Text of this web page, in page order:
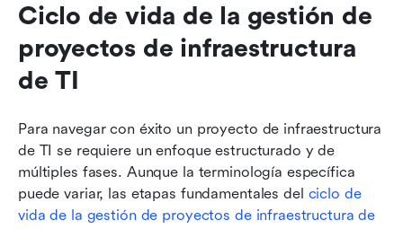
Ciclo de vida de la gestión de
proyectos de infraestructura
de TI
Para navegar con éxito un proyecto de infraestructura
de TI se requiere un enfoque estructurado y de
múltiples fases. Aunque la terminología específica
puede variar, las etapas fundamentales del ciclo de
vida de la gestión de proyectos de infraestructura de